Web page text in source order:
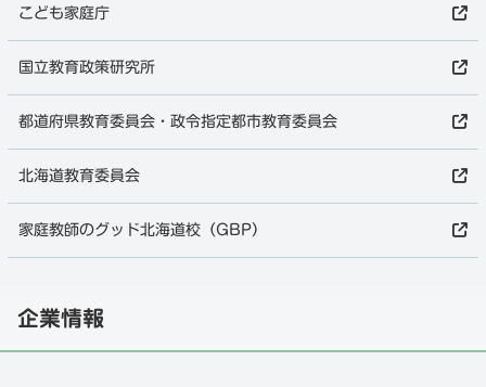
徹底調査はこちら
こども家庭庁
国立教育政策研究所
都道府県教育委員会・政令指定都市教育委員会
北海道教育委員会
家庭教師のグッド北海道校（GBP）
企業情報